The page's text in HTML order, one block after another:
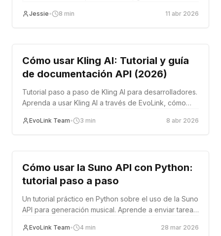
integración.
Jessie• 8 min 11 abr 2026
Tutorial
Cómo usar Kling AI: Tutorial y guía
de documentación API (2026)
Tutorial paso a paso de Kling AI para desarrolladores.
Aprenda a usar Kling AI a través de EvoLink, cómo
encontrar la documentación de la API de Kling AI.
EvoLink Team• 3 min 8 abr 2026
Tutorial
Cómo usar la Suno API con Python:
tutorial paso a paso
Un tutorial práctico en Python sobre el uso de la Suno
API para generación musical. Aprende a enviar tareas
personalizadas en tu propia aplicación.
EvoLink Team• 4 min 28 mar 2026